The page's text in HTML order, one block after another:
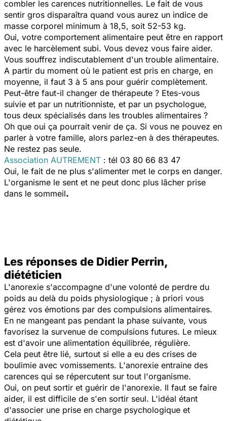
combler les carences nutritionnelles. Le fait de vous
sentir gros disparaîtra quand vous aurez un indice de
masse corporel minimum à 18,5, soit 52-53 kg.
Oui, votre comportement alimentaire peut être en rapport
avec le harcèlement subi. Vous devez vous faire aider.
Vous souffrez indiscutablement d'un trouble alimentaire.
A partir du moment où le patient est pris en charge, en
moyenne, il faut 3 à 5 ans pour guérir complètement.
Peut-être faut-il changer de thérapeute ? Etes-vous
suivie et par un nutritionniste, et par un psychologue,
tous deux spécialisés dans les troubles alimentaires ?
Oh que oui ça pourrait venir de ça. Si vous ne pouvez en
parler à votre famille, alors parlez-en à des thérapeutes.
Ne restez pas seule.
Association AUTREMENT : tél 03 80 66 83 47
Oui, le fait de ne plus s'alimenter met le corps en danger.
L'organisme le sent et ne peut donc plus lâcher prise
dans le sommeil.
Les réponses de Didier Perrin,
diététicien
L'anorexie s'accompagne d'une volonté de perdre du
poids au delà du poids physiologique ; à priori vous
gérez vos émotions par des compulsions alimentaires.
En ne mangeant pas pendant la phase suivante, vous
favorisez la survenue de compulsions futures. Le mieux
est d'avoir une alimentation équilibrée, régulière.
Cela peut être lié, surtout si elle a eu des crises de
boulimie avec vomissements. L'anorexie entraine des
carences qui se répercutent sur tout l'organisme.
Oui, on peut sortir et guérir de l'anorexie. Il faut se faire
aider, il est difficile de s'en sortir seul. L'idéal étant
d'associer une prise en charge psychologique et